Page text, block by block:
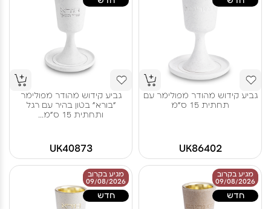
גביע קידוש מהודר מפולימר עם
תחתית 15 ס"מ
UK86402
גביע קידוש מהודר מפולימר
"בורא" בטון בהיר עם רגל
ותחתית 15 ס"מ...
UK40873
מגיע בקרוב
09/08/2026
חדש
מגיע בקרוב
09/08/2026
חדש